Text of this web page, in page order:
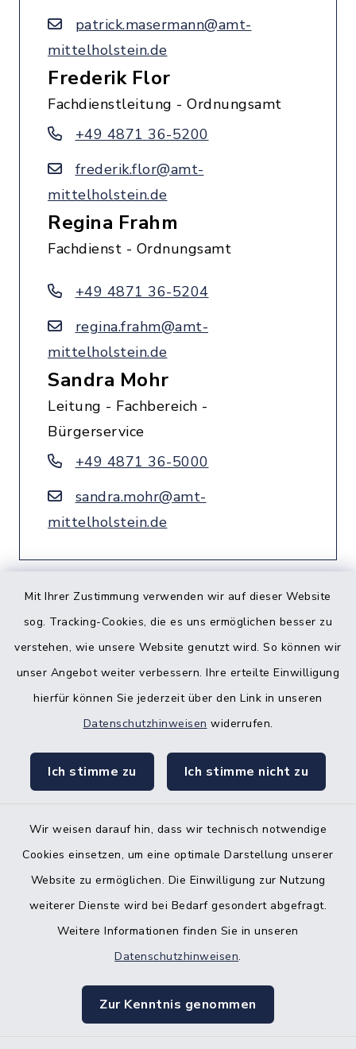
Mit Ihrer Zustimmung verwenden wir auf dieser Website
sog. Tracking-Cookies, die es uns ermöglichen besser zu
verstehen, wie unsere Website genutzt wird. So können wir
unser Angebot weiter verbessern. Ihre erteilte Einwilligung
hierfür können Sie jederzeit über den Link in unseren
Datenschutzhinweisen widerrufen.
Ich stimme zu Ich stimme nicht zu
Wir weisen darauf hin, dass wir technisch notwendige
Cookies einsetzen, um eine optimale Darstellung unserer
Website zu ermöglichen. Die Einwilligung zur Nutzung
weiterer Dienste wird bei Bedarf gesondert abgefragt.
Weitere Informationen finden Sie in unseren
Datenschutzhinweisen.
Zur Kenntnis genommen
patrick.masermann@amt-
mittelholstein.de
Frederik Flor
Fachdienstleitung - Ordnungsamt
+49 4871 36-5200
frederik.flor@amt-
mittelholstein.de
Regina Frahm
Fachdienst - Ordnungsamt
+49 4871 36-5204
regina.frahm@amt-
mittelholstein.de
Sandra Mohr
Leitung - Fachbereich -
Bürgerservice
+49 4871 36-5000
sandra.mohr@amt-
mittelholstein.de
Barrierefreiheit
Impressum